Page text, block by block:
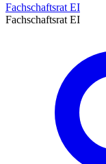
Fachschaftsrat EI
Fachschaftsrat EI